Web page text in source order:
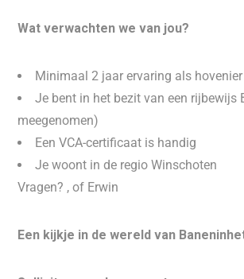
Wat verwachten we van jou?
Minimaal 2 jaar ervaring als hovenier
Je bent in het bezit van een rijbewijs
meegenomen)
Een VCA-certificaat is handig
Je woont in de regio Winschoten
Vragen? , of Erwin
Een kijkje in de wereld van